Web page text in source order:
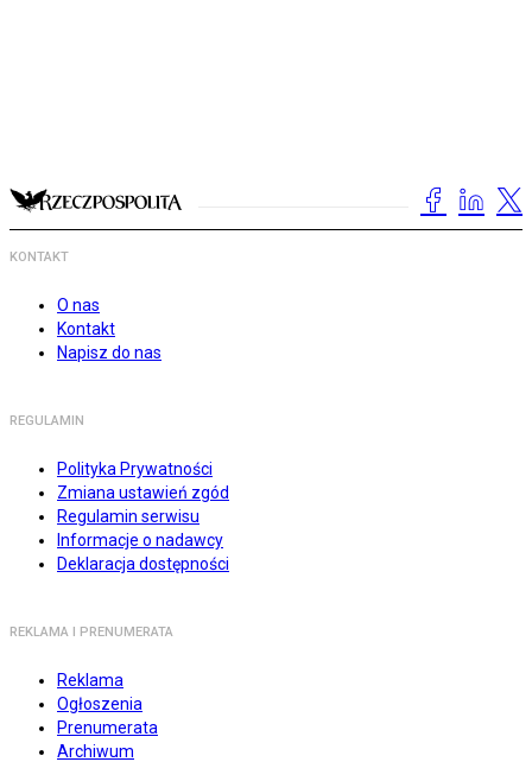
KONTAKT
O nas
Kontakt
Napisz do nas
REGULAMIN
Polityka Prywatności
Zmiana ustawień zgód
Regulamin serwisu
Informacje o nadawcy
Deklaracja dostępności
REKLAMA I PRENUMERATA
Reklama
Ogłoszenia
Prenumerata
Archiwum